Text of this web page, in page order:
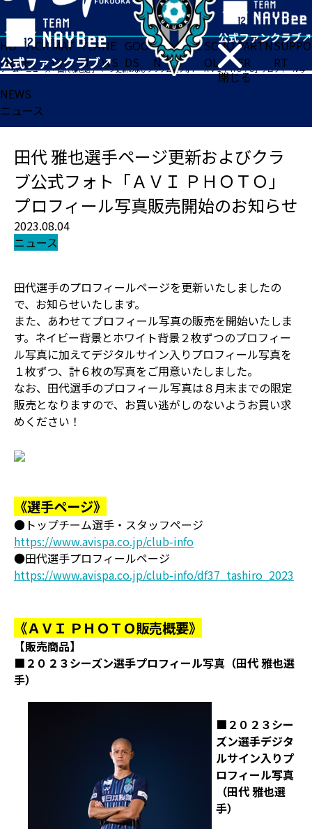
閉じる
HO
ME
TICK
ET
MAT
CH
TEA
M
NE
WS
GOO
DS
FA
N
ACADE
MY
SCHO
OL
PARTN
ER
SUPPO
RT
ホーム>ニュース>田代 雅也選手ページ更新およびクラブ公式フォト「ＡＶＩ ＰＨＯＴＯ」プロフィール写真販売開始のお知らせ
NEWS
ニュース
田代 雅也選手ページ更新およびクラ
ブ公式フォト「ＡＶＩ ＰＨＯＴＯ」
プロフィール写真販売開始のお知らせ
2023.08.04
ニュース
田代選手のプロフィールページを更新いたしましたの
で、お知らせいたします。
また、あわせてプロフィール写真の販売を開始いたしま
す。ネイビー背景とホワイト背景２枚ずつのプロフィー
ル写真に加えてデジタルサイン入りプロフィール写真を
１枚ずつ、計６枚の写真をご用意いたしました。
なお、田代選手のプロフィール写真は８月末までの限定
販売となりますので、お買い逃がしのないようお買い求
めください！
《選手ページ》
●トップチーム選手・スタッフページ
https://www.avispa.co.jp/club-info
●田代選手プロフィールページ
https://www.avispa.co.jp/club-info/df37_tashiro_2023
《ＡＶＩ ＰＨＯＴＯ販売概要》
【販売商品】
■２０２３シーズン選手プロフィール写真（田代 雅也選
手）
■２０２３シー
ズン選手デジタ
ルサイン入りプ
ロフィール写真
（田代 雅也選
手）